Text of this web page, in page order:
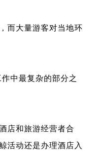
而大量游客对当地环
中最复杂的部分之
店和旅游经营者合
活动还是办理酒店入